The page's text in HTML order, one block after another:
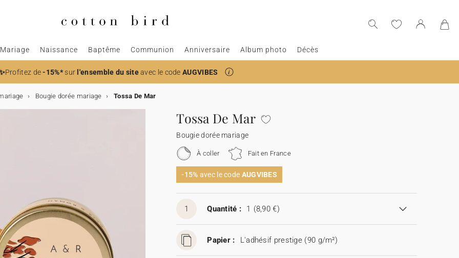
Mariage Naissance Baptême Communion Anniversaire Album photo Décès
Profitez de-15%*surl'ensemble du siteavec le code AUGVIBES
Bougie dorée mariage Tossa De Mar
Tossa De Mar
Bougie dorée mariage
À coller Fait en France
-15% avec le code AUGVIBES
1 Quantité : 1 (8,90 €)
Papier : L'adhésif prestige (90 g/m²)